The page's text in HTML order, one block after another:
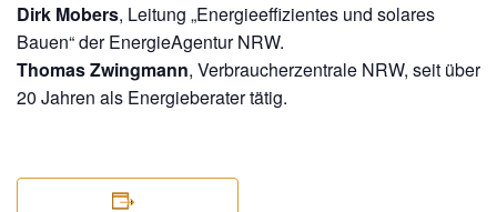
Dirk Mobers, Leitung „Energieeffizientes und solares
Bauen“ der EnergieAgentur NRW.
Thomas Zwingmann, Verbraucherzentrale NRW, seit über
20 Jahren als Energieberater tätig.